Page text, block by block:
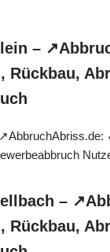
–
Rückbau,
–
Rückbau,